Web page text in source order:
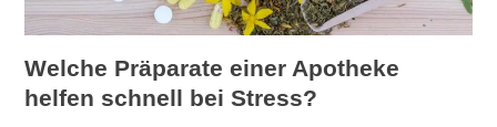
Welche Präparate einer Apotheke
helfen schnell bei Stress?